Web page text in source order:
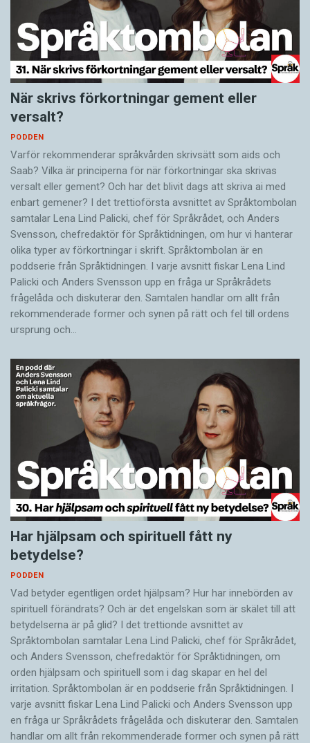
När skrivs förkortningar gement eller
versalt?
PODDEN
Varför rekommenderar språkvården skrivsätt som aids och
Saab? Vilka är principerna för när förkortningar ska skrivas
versalt eller gement? Och har det blivit dags att skriva ai med
enbart gemener? I det trettioförsta avsnittet av Språktombolan
samtalar Lena Lind Palicki, chef för Språkrådet, och Anders
Svensson, chefredaktör för Språktidningen, om hur vi hanterar
olika typer av förkortningar i skrift. Språktombolan är en
poddserie från Språktidningen. I varje avsnitt fiskar Lena Lind
Palicki och Anders Svensson upp en fråga ur Språkrådets
frågelåda och diskuterar den. Samtalen handlar om allt från
rekommenderade former och synen på rätt och fel till ordens
ursprung och…
Har hjälpsam och spirituell fått ny
betydelse?
PODDEN
Vad betyder egentligen ordet hjälpsam? Hur har innebörden av
spirituell förändrats? Och är det engelskan som är skälet till att
betydelserna är på glid? I det trettionde avsnittet av
Språktombolan samtalar Lena Lind Palicki, chef för Språkrådet,
och Anders Svensson, chefredaktör för Språktidningen, om
orden hjälpsam och spirituell som i dag skapar en hel del
irritation. Språktombolan är en poddserie från Språktidningen. I
varje avsnitt fiskar Lena Lind Palicki och Anders Svensson upp
en fråga ur Språkrådets frågelåda och diskuterar den. Samtalen
handlar om allt från rekommenderade former och synen på rätt